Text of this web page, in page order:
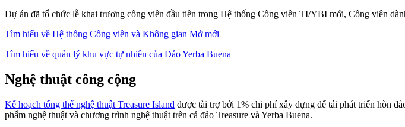
Dự án đã tổ chức lễ khai trương công viên đầu tiên trong Hệ thống Công viên TI/YBI mới, Công viên
Tìm hiểu về Hệ thống Công viên và Không gian Mở mới
Tìm hiểu về quản lý khu vực tự nhiên của Đảo Yerba Buena
Nghệ thuật công cộng
Kế hoạch tổng thể nghệ thuật Treasure Island được tài trợ bởi 1% chi phí xây dựng để tái phát triển hòn
phẩm nghệ thuật và chương trình nghệ thuật trên cả đảo Treasure và Yerba Buena.